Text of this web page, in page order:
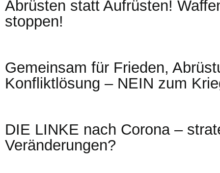
Abrüsten statt Aufrüsten!
stoppen!
Gemeinsam für Frieden,
Konfliktlösung – NEIN zum
DIE LINKE nach Corona –
Veränderungen?